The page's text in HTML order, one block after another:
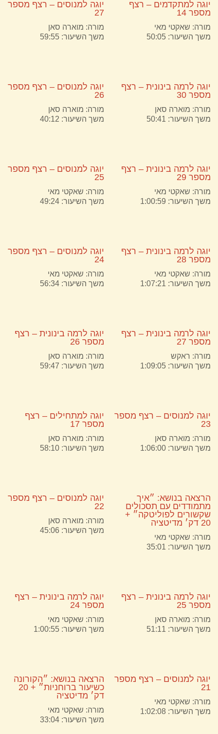
יוגה למתקדמים – רצף
מספר 14
מורה: שאקטי מאי
משך השיעור: 50:05
יוגה למנוסים – רצף מספר
27
מורה: מוארה סאן
משך השיעור: 59:55
יוגה לרמה בינונית – רצף
מספר 30
מורה: מוארה סאן
משך השיעור: 50:41
יוגה למנוסים – רצף מספר
26
מורה: מוארה סאן
משך השיעור: 40:12
יוגה לרמה בינונית – רצף
מספר 29
מורה: שאקטי מאי
משך השיעור: 1:00:59
יוגה למנוסים – רצף מספר
25
מורה: שאקטי מאי
משך השיעור: 49:24
יוגה לרמה בינונית – רצף
מספר 28
מורה: שאקטי מאי
משך השיעור: 1:07:21
יוגה למנוסים – רצף מספר
24
מורה: שאקטי מאי
משך השיעור: 56:34
יוגה לרמה בינונית – רצף
מספר 27
מורה: ראקש
משך השיעור: 1:09:05
יוגה לרמה בינונית – רצף
מספר 26
מורה: מוארה סאן
משך השיעור: 59:47
יוגה למנוסים – רצף מספר
23
מורה: מוארה סאן
משך השיעור: 1:06:00
יוגה למתחילים – רצף
מספר 17
מורה: מוארה סאן
משך השיעור: 58:10
הרצאה בנושא: ״איך
מתמודדים עם תסכולים
שקשורים לפוליטקה״ +
20 דק׳ מדיטציה
מורה: שאקטי מאי
משך השיעור: 35:01
יוגה למנוסים – רצף מספר
22
מורה: מוארה סאן
משך השיעור: 45:06
יוגה לרמה בינונית – רצף
מספר 25
מורה: מוארה סאן
משך השיעור: 51:11
יוגה לרמה בינונית – רצף
מספר 24
מורה: שאקטי מאי
משך השיעור: 1:00:55
יוגה למנוסים – רצף מספר
21
מורה: שאקטי מאי
משך השיעור: 1:02:08
הרצאה בנושא: ״הקורונה
כשיעור ברוחניות״ + 20
דק׳ מדיטציה
מורה: שאקטי מאי
משך השיעור: 33:04